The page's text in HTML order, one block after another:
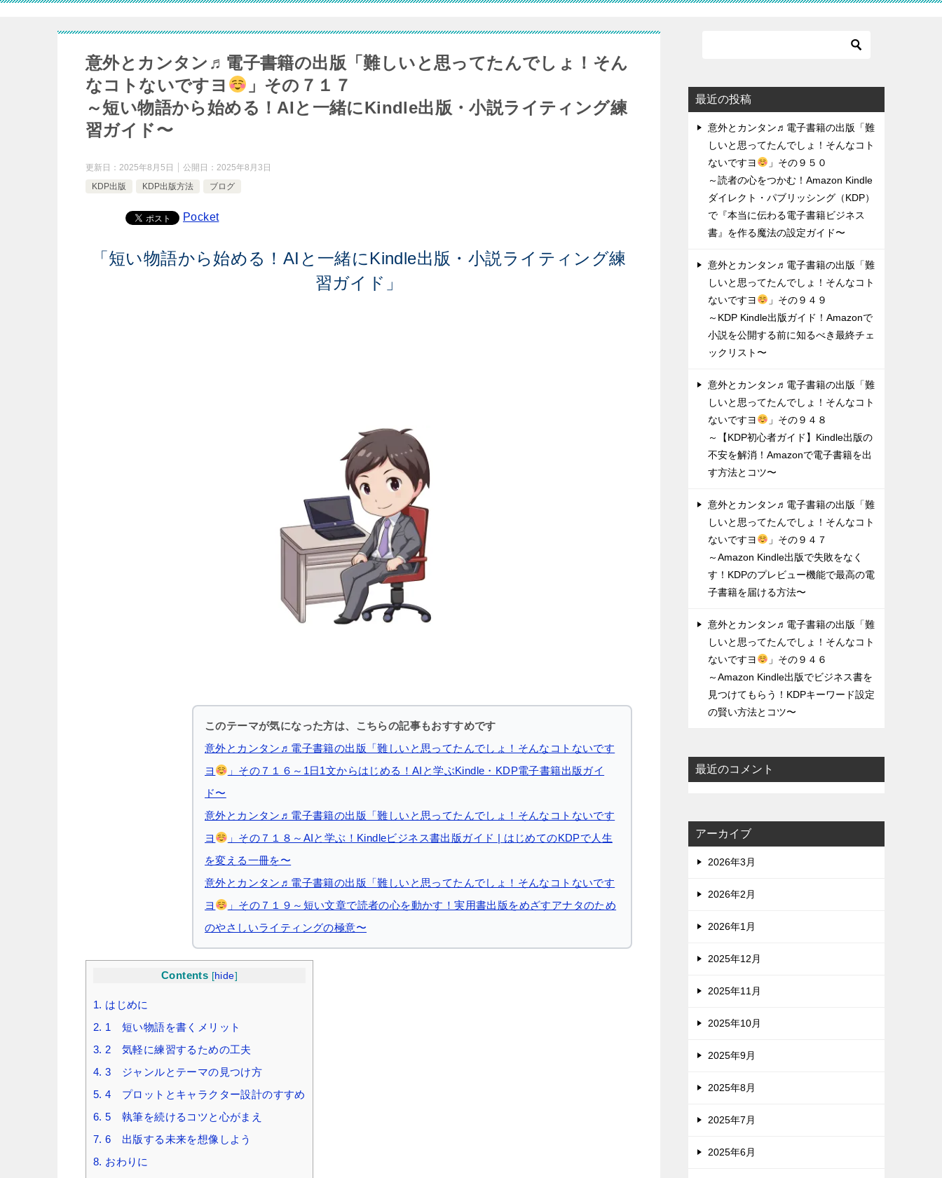
意外とカンタン♬電子書籍の出版「難しいと思ってたんでしょ！そん
なコトないですヨ
」その７１７
～短い物語から始める！AIと一緒にKindle出版・小説ライティング練
習ガイド〜
更新日： 2025年8月5日 公開日： 2025年8月3日
KDP出版
KDP出版方法 ブログ
Pocket
「短い物語から始める！AIと一緒にKindle出版・小説ライティング練
習ガイド」
このテーマが気になった方は、こちらの記事もおすすめです
意外とカンタン♬電子書籍の出版「難しいと思ってたんでしょ！そんなコトないです
ヨ
」その７１６～1日1文からはじめる！AIと学ぶKindle・KDP電子書籍出版ガイ
ド〜
意外とカンタン♬電子書籍の出版「難しいと思ってたんでしょ！そんなコトないです
ヨ
」その７１８～AIと学ぶ！Kindleビジネス書出版ガイド | はじめてのKDPで人生
を変える一冊を〜
意外とカンタン♬電子書籍の出版「難しいと思ってたんでしょ！そんなコトないです
ヨ
」その７１９～短い文章で読者の心を動かす！実用書出版をめざすアナタのため
のやさしいライティングの極意〜
Contents [hide]
1. はじめに
2. 1 短い物語を書くメリット
3. 2 気軽に練習するための工夫
4. 3 ジャンルとテーマの見つけ方
5. 4 プロットとキャラクター設計のすすめ
6. 5 執筆を続けるコツと心がまえ
7. 6 出版する未来を想像しよう
8. おわりに
最近の投稿
意外とカンタン♬電子書籍の出版「難
しいと思ってたんでしょ！そんなコト
ないですヨ
」その９５０
～読者の心をつかむ！Amazon Kindle
ダイレクト・パブリッシング（KDP）
で『本当に伝わる電子書籍ビジネス
書』を作る魔法の設定ガイド〜
意外とカンタン♬電子書籍の出版「難
しいと思ってたんでしょ！そんなコト
ないですヨ
」その９４９
～KDP Kindle出版ガイド！Amazonで
小説を公開する前に知るべき最終チェ
ックリスト〜
意外とカンタン♬電子書籍の出版「難
しいと思ってたんでしょ！そんなコト
ないですヨ
」その９４８
～【KDP初心者ガイド】Kindle出版の
不安を解消！Amazonで電子書籍を出
す方法とコツ〜
意外とカンタン♬電子書籍の出版「難
しいと思ってたんでしょ！そんなコト
ないですヨ
」その９４７
～Amazon Kindle出版で失敗をなく
す！KDPのプレビュー機能で最高の電
子書籍を届ける方法〜
意外とカンタン♬電子書籍の出版「難
しいと思ってたんでしょ！そんなコト
ないですヨ
」その９４６
～Amazon Kindle出版でビジネス書を
見つけてもらう！KDPキーワード設定
の賢い方法とコツ〜
最近のコメント
アーカイブ
2026年3月
2026年2月
2026年1月
2025年12月
2025年11月
2025年10月
2025年9月
2025年8月
2025年7月
2025年6月